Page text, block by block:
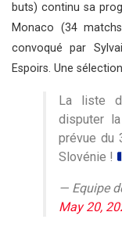
buts) continu sa
Monaco (34
convoqué par
Espoirs. Une
La liste
disputer
prévue du
Slovénie !
— Equipe
May 20,